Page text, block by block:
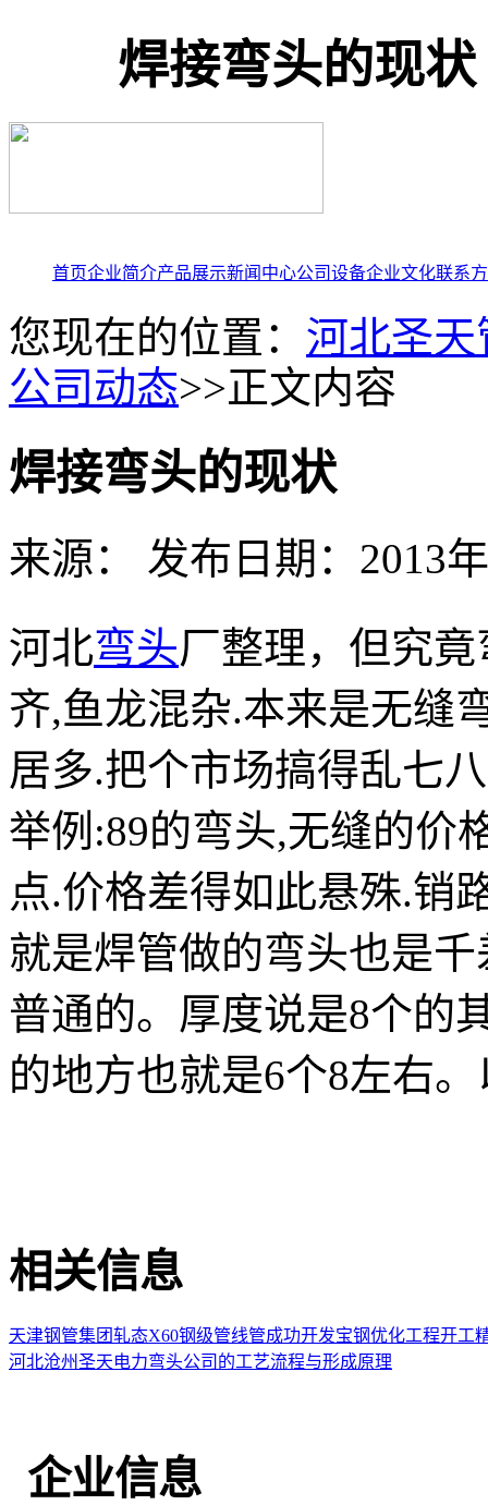
焊接弯头的现状
首页企业简介产品展示新闻中心公司设备企业文化联系
您现在的位置： 河北圣
公司动态>>正文内容
焊接弯头的现状
来源： 发布日期：2013
河北弯头厂整理，但究
齐,鱼龙混杂.本来是无缝
居多.把个市场搞得乱七
举例:89的弯头,无缝的价
点.价格差得如此悬殊.销
就是焊管做的弯头也是
普通的。厚度说是8个的
的地方也就是6个8左右
相关信息
天津钢管集团轧态X60钢级管线管成功开发宝钢优化工程开工
河北沧州圣天电力弯头公司的工艺流程与形成原理
企业信息